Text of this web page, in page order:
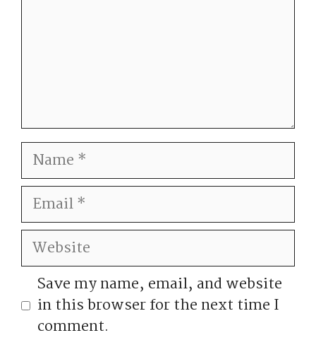
Name
Email
Website
Save my name, email, and website
in this browser for the next time I
comment.